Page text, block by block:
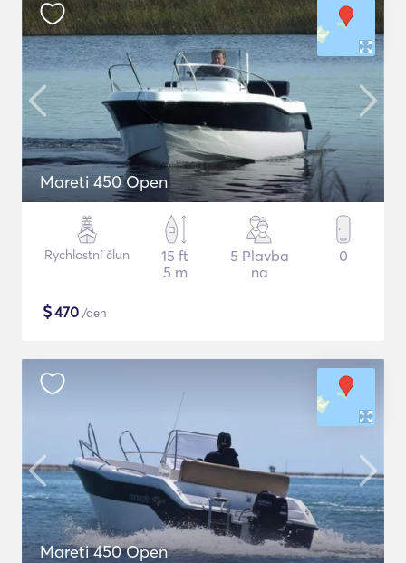
Mareti 450 Open
Rychlostní člun
15 ft
5 m
5 Plavba
na
0
$470 /den
Mareti 450 Open